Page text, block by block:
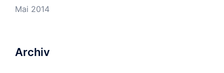
Mai 2014
Archiv